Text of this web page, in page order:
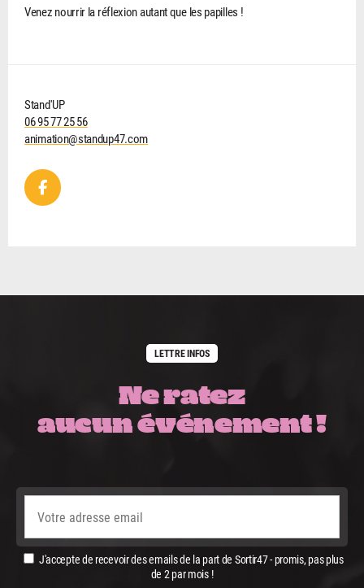
Venez nourrir la réflexion autant que les papilles !
Stand'UP
06 95 77 25 56
animation@standup47.com
LETTRE INFOS
Ne ratez
aucun événement !
J'accepte de recevoir des emails de la part de Sortir47 - promis, pas plus
de 2 par mois !